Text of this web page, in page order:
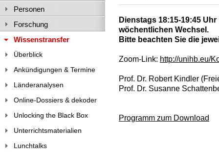
Dienstags 18:15-19:45
wöchentlichen Wechsel.
Bitte beachten Sie die
Zoom-Link: http://unihb.eu/
Prof. Dr. Robert Kindler
Prof. Dr. Susanne
Programm zum Download
Personen
Forschung
Wissenstransfer
Überblick
Ankündigungen & Termine
Länderanalysen
Online-Dossiers & dekoder
Unlocking the Black Box
Unterrichtsmaterialien
Lunchtalks